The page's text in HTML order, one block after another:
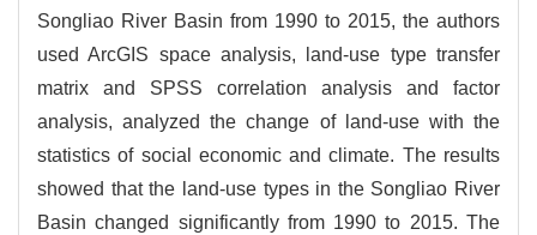
Songliao River Basin from 1990 to 2015, the authors
used ArcGIS space analysis, land-use type transfer
matrix and SPSS correlation analysis and factor
analysis, analyzed the change of land-use with the
statistics of social economic and climate. The results
showed that the land-use types in the Songliao River
Basin changed significantly from 1990 to 2015. The